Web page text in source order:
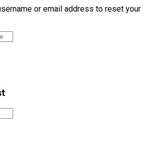
or email address to reset your